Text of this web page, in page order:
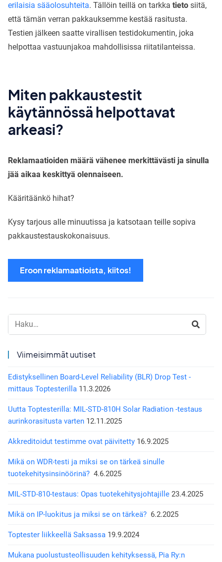
erilaisia sääolosuhteita. Tällöin teillä on tarkka tieto siitä,
että tämän verran pakkauksemme kestää rasitusta.
Testien jälkeen saatte virallisen testidokumentin, joka
helpottaa vastuunjakoa mahdollisissa riitatilanteissa.
Miten pakkaustestit
käytännössä helpottavat
arkeasi?
Reklamaatioiden määrä vähenee merkittävästi ja sinulla
jää aikaa keskittyä olennaiseen.
Kääritäänkö hihat?
Kysy tarjous alle minuutissa ja katsotaan teille sopiva
pakkaustestauskokonaisuus.
Eroon reklamaatioista, kiitos!
Haku:
Viimeisimmät uutiset
Edistyksellinen Board-Level Reliability (BLR) Drop Test -
mittaus Toptesterilla 11.3.2026
Uutta Toptesterilla: MIL-STD-810H Solar Radiation -testaus
aurinkorasitusta varten 12.11.2025
Akkreditoidut testimme ovat päivitetty 16.9.2025
Mikä on WDR-testi ja miksi se on tärkeä sinulle
tuotekehitysinsinöörinä? 4.6.2025
MIL-STD-810-testaus: Opas tuotekehitysjohtajille 23.4.2025
Mikä on IP-luokitus ja miksi se on tärkeä? 6.2.2025
Toptester liikkeellä Saksassa 19.9.2024
Mukana puolustusteollisuuden kehityksessä, Pia Ry:n